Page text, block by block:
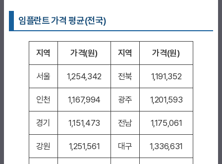
임플란트 가격 평균(전국)
지역 가격(원) 지역 가격(원)
서울 1,254,342 전북 1,191,352
인천 1,167,994 광주 1,201,593
경기 1,151,473 전남 1,175,061
강원 1,251,561 대구 1,336,631